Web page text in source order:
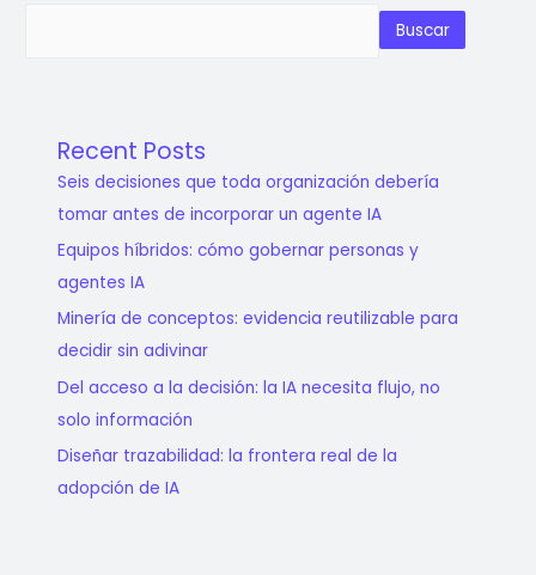
Buscar
Recent Posts
Seis decisiones que toda organización debería
tomar antes de incorporar un agente IA
Equipos híbridos: cómo gobernar personas y
agentes IA
Minería de conceptos: evidencia reutilizable para
decidir sin adivinar
Del acceso a la decisión: la IA necesita flujo, no
solo información
Diseñar trazabilidad: la frontera real de la
adopción de IA